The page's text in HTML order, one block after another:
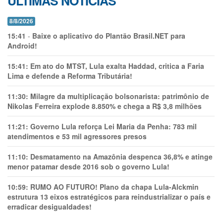
8/8/2026
15:41 - Baixe o aplicativo do Plantão Brasil.NET para
Android!
15:41: Em ato do MTST, Lula exalta Haddad, critica a Faria
Lima e defende a Reforma Tributária!
11:30: Milagre da multiplicação bolsonarista: patrimônio de
Nikolas Ferreira explode 8.850% e chega a R$ 3,8 milhões
11:21: Governo Lula reforça Lei Maria da Penha: 783 mil
atendimentos e 53 mil agressores presos
11:10: Desmatamento na Amazônia despenca 36,8% e atinge
menor patamar desde 2016 sob o governo Lula!
10:59: RUMO AO FUTURO! Plano da chapa Lula-Alckmin
estrutura 13 eixos estratégicos para reindustrializar o país e
erradicar desigualdades!